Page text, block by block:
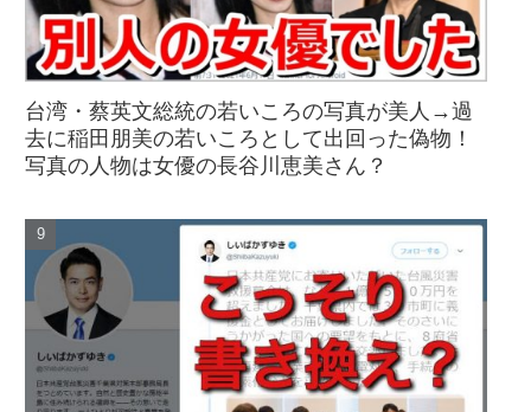
台湾・蔡英文総統の若いころの写真が美人→過
去に稲田朋美の若いころとして出回った偽物！
写真の人物は女優の長谷川恵美さん？